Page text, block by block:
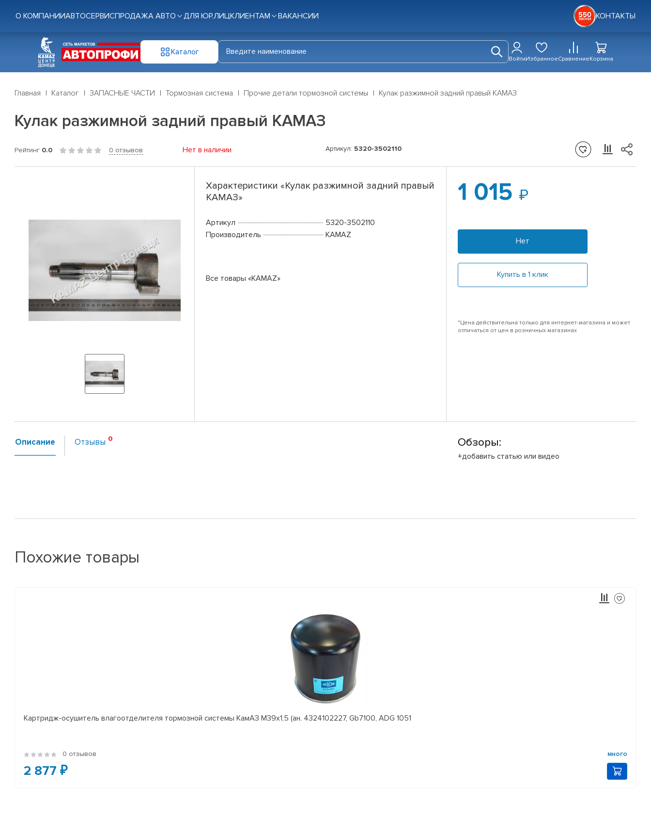
О КОМПАНИИАВТОСЕРВИСПРОДАЖА АВТО ДЛЯ ЮР.ЛИЦКЛИЕНТАМ ВАКАНСИИ КОНТАКТЫ
Каталог
ВойтиИзбранноеСравнениеКорзина
Главная Каталог ЗАПАСНЫЕ ЧАСТИ Тормозная система Прочие детали тормозной системы Кулак разжимной задний правый КАМАЗ
Кулак разжимной задний правый КАМАЗ
Рейтинг 0.0 0 отзывов Нет в наличии Артикул: 5320-3502110
Характеристики «Кулак разжимной задний правый
КАМАЗ»
Артикул
5320-3502110
Производитель
KAMAZ
Все товары «KAMAZ»
1 015
Нет
Купить в 1 клик
*Цена действительна только для интернет-магазина и может
отличаться от цен в розничных магазинах
Описание Отзывы Обзоры:
+добавить статью или видео
Похожие товары
Картридж-осушитель влагоотделителя тормозной системы КамАЗ M39x1,5 (ан. 4324102227, Gb7100, ADG 1051
0 отзывов много
2 877 ₽